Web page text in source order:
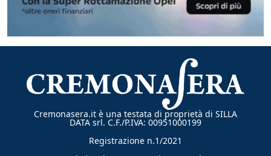
Cremonasera.it è una testata di proprietà di SILLA
DATA srl. C.F./P.IVA: 00951000199
Registrazione n.1/2021